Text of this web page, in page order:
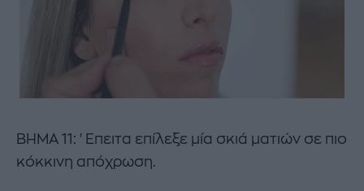
ΒΗΜΑ 11: 'Επειτα επίλεξε μία σκιά ματιών σε πιο
κόκκινη απόχρωση.